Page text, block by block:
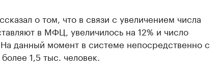
о том, что в связи с увеличением числа
в МФЦ, увеличилось на 12% и число
данный момент в системе непосредственно с
1,5 тыс. человек.